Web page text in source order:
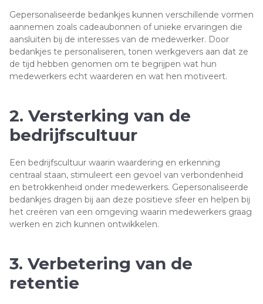
Gepersonaliseerde bedankjes kunnen verschillende vormen
aannemen zoals cadeaubonnen of unieke ervaringen die
aansluiten bij de interesses van de medewerker. Door
bedankjes te personaliseren, tonen werkgevers aan dat ze
de tijd hebben genomen om te begrijpen wat hun
medewerkers echt waarderen en wat hen motiveert.
2. Versterking van de
bedrijfscultuur
Een bedrijfscultuur waarin waardering en erkenning
centraal staan, stimuleert een gevoel van verbondenheid
en betrokkenheid onder medewerkers. Gepersonaliseerde
bedankjes dragen bij aan deze positieve sfeer en helpen bij
het creëren van een omgeving waarin medewerkers graag
werken en zich kunnen ontwikkelen.
3. Verbetering van de
retentie